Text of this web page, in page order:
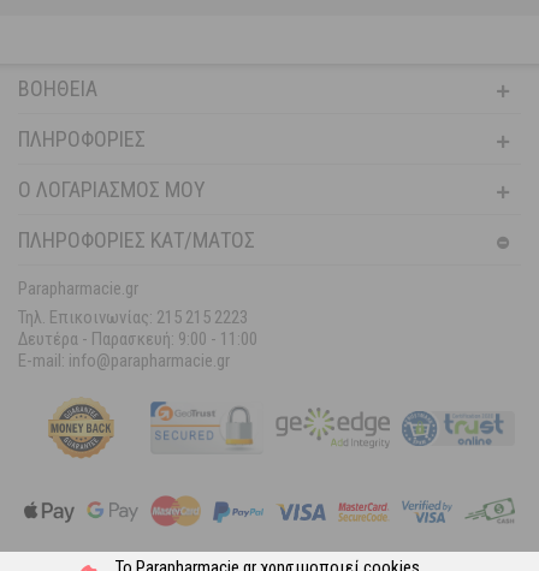
ΒΟΉΘΕΙΑ
ΠΛΗΡΟΦΟΡΊΕΣ
Ο ΛΟΓΑΡΙΑΣΜΌΣ ΜΟΥ
ΠΛΗΡΟΦΟΡΙΕΣ ΚΑΤ/ΜΑΤΟΣ
Parapharmacie.gr
Τηλ. Επικοινωνίας: 215 215 2223
Δευτέρα - Παρασκευή: 9:00 - 11:00
E-mail: info@parapharmacie.gr